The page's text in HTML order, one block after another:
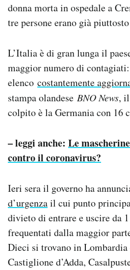
donna morta in ospedale a
tre persone erano già
L’Italia è di gran lunga il
maggior numero di
elenco costantemente
stampa olandese BNO News,
colpito è la Germania con 16
– leggi anche: Le
contro il coronavirus?
Ieri sera il governo ha
d’urgenzail cui punto
divieto di entrare e uscire da
frequentati dalla maggior
Dieci si trovano in Lombardia
Castiglione d’Adda,